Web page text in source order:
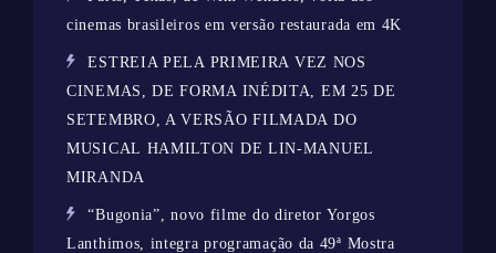
cinemas brasileiros em versão restaurada em 4K
ESTREIA PELA PRIMEIRA VEZ NOS
CINEMAS, DE FORMA INÉDITA, EM 25 DE
SETEMBRO, A VERSÃO FILMADA DO
MUSICAL HAMILTON DE LIN-MANUEL
MIRANDA
“Bugonia”, novo filme do diretor Yorgos
Lanthimos, integra programação da 49ª Mostra